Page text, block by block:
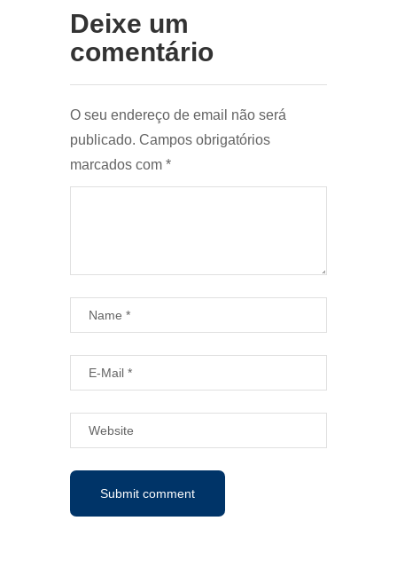
Deixe um
comentário
O seu endereço de email não será
publicado. Campos obrigatórios
marcados com *